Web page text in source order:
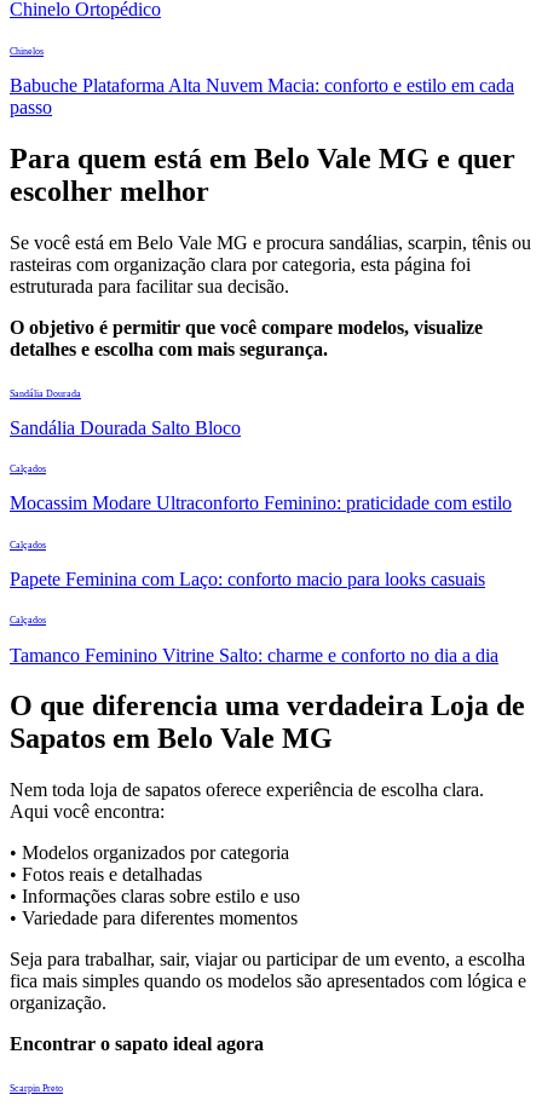
Chinelo Ortopédico
Chinelos
Babuche Plataforma Alta Nuvem Macia: conforto e estilo em cada
passo
Para quem está em Belo Vale MG e quer
escolher melhor
Se você está em Belo Vale MG e procura sandálias, scarpin, tênis ou
rasteiras com organização clara por categoria, esta página foi
estruturada para facilitar sua decisão.
O objetivo é permitir que você compare modelos, visualize
detalhes e escolha com mais segurança.
Sandália Dourada
Sandália Dourada Salto Bloco
Calçados
Mocassim Modare Ultraconforto Feminino: praticidade com estilo
Calçados
Papete Feminina com Laço: conforto macio para looks casuais
Calçados
Tamanco Feminino Vitrine Salto: charme e conforto no dia a dia
O que diferencia uma verdadeira Loja de
Sapatos em Belo Vale MG
Nem toda loja de sapatos oferece experiência de escolha clara.
Aqui você encontra:
• Modelos organizados por categoria
• Fotos reais e detalhadas
• Informações claras sobre estilo e uso
• Variedade para diferentes momentos
Seja para trabalhar, sair, viajar ou participar de um evento, a escolha
fica mais simples quando os modelos são apresentados com lógica e
organização.
Encontrar o sapato ideal agora
Scarpin Preto